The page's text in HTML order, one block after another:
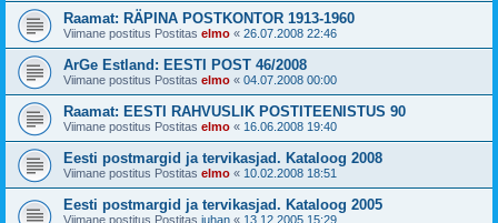
Raamat: RÄPINA POSTKONTOR 1913-1960
Viimane postitus Postitas elmo « 26.07.2008 22:46
ArGe Estland: EESTI POST 46/2008
Viimane postitus Postitas elmo « 04.07.2008 00:00
Raamat: EESTI RAHVUSLIK POSTITEENISTUS 90
Viimane postitus Postitas elmo « 16.06.2008 19:40
Eesti postmargid ja tervikasjad. Kataloog 2008
Viimane postitus Postitas elmo « 10.02.2008 18:51
Eesti postmargid ja tervikasjad. Kataloog 2005
Viimane postitus Postitas juhan « 13.12.2005 15:29